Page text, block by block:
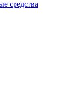
средства